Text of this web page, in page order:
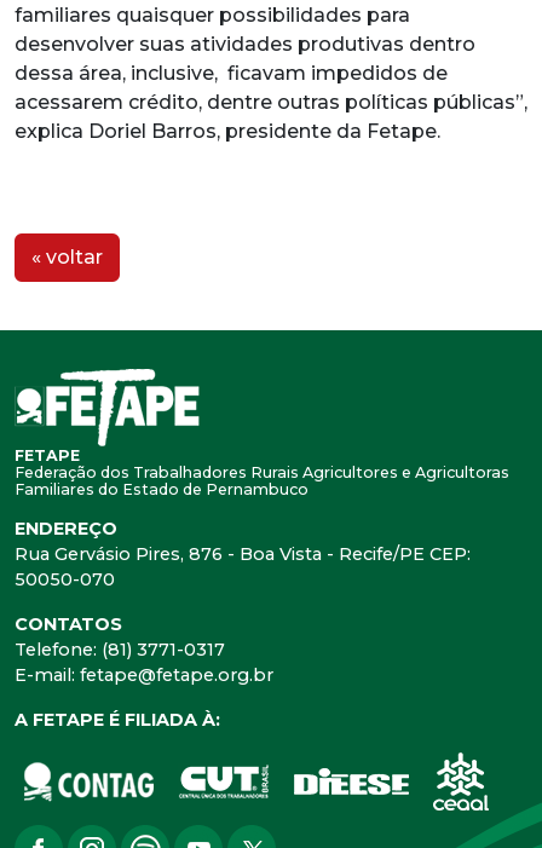
familiares quaisquer possibilidades para
desenvolver suas atividades produtivas dentro
dessa área, inclusive, ficavam impedidos de
acessarem crédito, dentre outras políticas públicas”,
explica Doriel Barros, presidente da Fetape.
« voltar
FETAPE
Federação dos Trabalhadores Rurais Agricultores e Agricultoras
Familiares do Estado de Pernambuco
ENDEREÇO
Rua Gervásio Pires, 876 - Boa Vista - Recife/PE CEP:
50050-070
CONTATOS
Telefone: (81) 3771-0317
E-mail: fetape@fetape.org.br
A FETAPE É FILIADA À: